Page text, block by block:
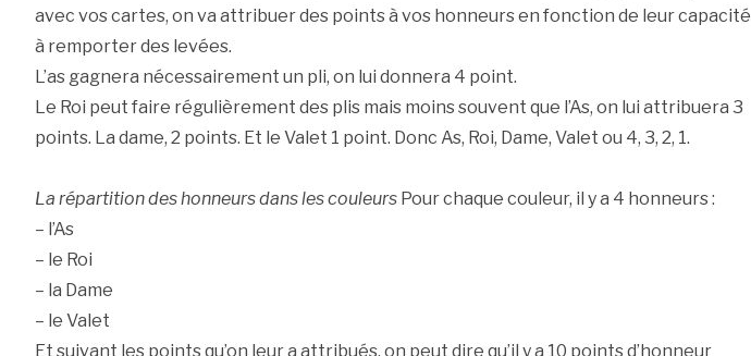
avec vos cartes, on va attribuer des points à vos honneurs en fonction de leur capacité
à remporter des levées.
L’as gagnera nécessairement un pli, on lui donnera 4 point.
Le Roi peut faire régulièrement des plis mais moins souvent que l’As, on lui attribuera 3
points. La dame, 2 points. Et le Valet 1 point. Donc As, Roi, Dame, Valet ou 4, 3, 2, 1.
La répartition des honneurs dans les couleursPour chaque couleur, il y a 4 honneurs :
– l’As
– le Roi
– la Dame
– le Valet
Et suivant les points qu’on leur a attribués, on peut dire qu’il y a 10 points d’honneur